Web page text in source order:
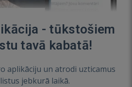
- tūkstošiem
tavā kabatā!
aplikāciju un atrodi uzticamus
jebkurā laikā.